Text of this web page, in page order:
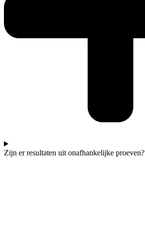
Zijn er resultaten uit onafhankelijke proeven?